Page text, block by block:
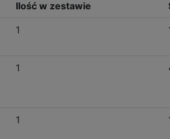
Ilość w zestawie
1
1
1